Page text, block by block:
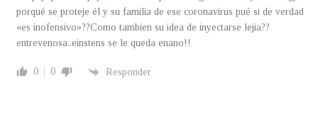
porqué se proteje él y su familia de ese coronavirus pué si de verdad
«es inofensivo»??Como tambien su idea de inyectarse lejia??
entrevenosa..einstens se le queda enano!!
0 0 Responder